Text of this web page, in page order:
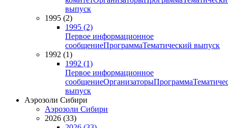
выпуск
1995 (2)
1995 (2)
Первое информационное
сообщениеПрограммаТематический выпуск
1992 (1)
1992 (1)
Первое информационное
сообщениеОрганизаторыПрограмма
выпуск
Аэрозоли Сибири
Аэрозоли Сибири
2026 (33)